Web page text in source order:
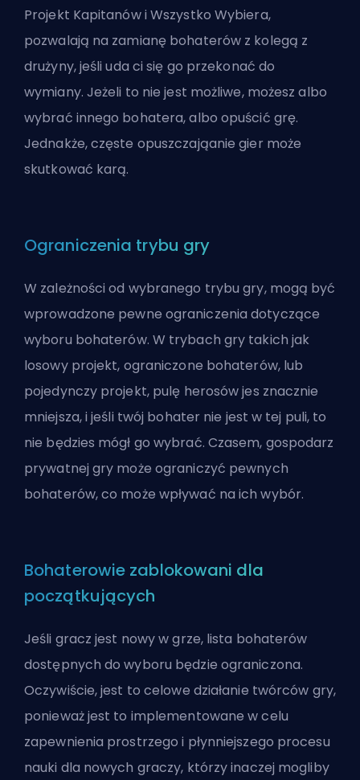
Projekt Kapitanów i Wszystko Wybiera,
pozwalają na zamianę bohaterów z kolegą z
drużyny, jeśli uda ci się go przekonać do
wymiany. Jeżeli to nie jest możliwe, możesz albo
wybrać innego bohatera, albo opuścić grę.
Jednakże, częste opuszczająanie gier może
skutkować karą.
Ograniczenia trybu gry
W zależności od wybranego trybu gry, mogą być
wprowadzone pewne ograniczenia dotyczące
wyboru bohaterów. W trybach gry takich jak
losowy projekt, ograniczone bohaterów, lub
pojedynczy projekt, pulę herosów jes znacznie
mniejsza, i jeśli twój bohater nie jest w tej puli, to
nie będzies mógł go wybrać. Czasem, gospodarz
prywatnej gry może ograniczyć pewnych
bohaterów, co może wpływać na ich wybór.
Bohaterowie zablokowani dla
początkujących
Jeśli gracz jest nowy w grze, lista bohaterów
dostępnych do wyboru będzie ograniczona.
Oczywiście, jest to celowe działanie twórców gry,
ponieważ jest to implementowane w celu
zapewnienia prostrzego i płynniejszego procesu
nauki dla nowych graczy, którzy inaczej mogliby